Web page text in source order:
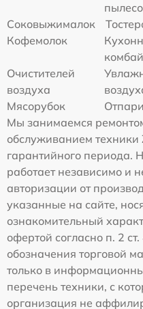
Соковыжималок
Кофемолок
Очистителей
воздуха
Мясорубок
Мы занимаемся
обслуживанием техники
гарантийного периода.
работает независимо и
авторизации от
указанные на сайте,
ознакомительный
офертой согласно п. 2
обозначения торговой
только в
перечень техники, с
организация не